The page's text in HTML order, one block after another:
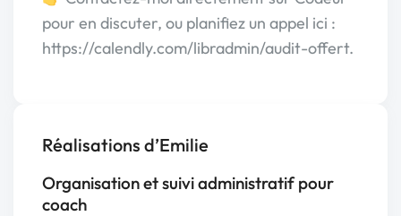
pour en discuter, ou planifiez un appel ici :
https://calendly.com/libradmin/audit-offert.
Réalisations d’Emilie
Organisation et suivi administratif pour
coach